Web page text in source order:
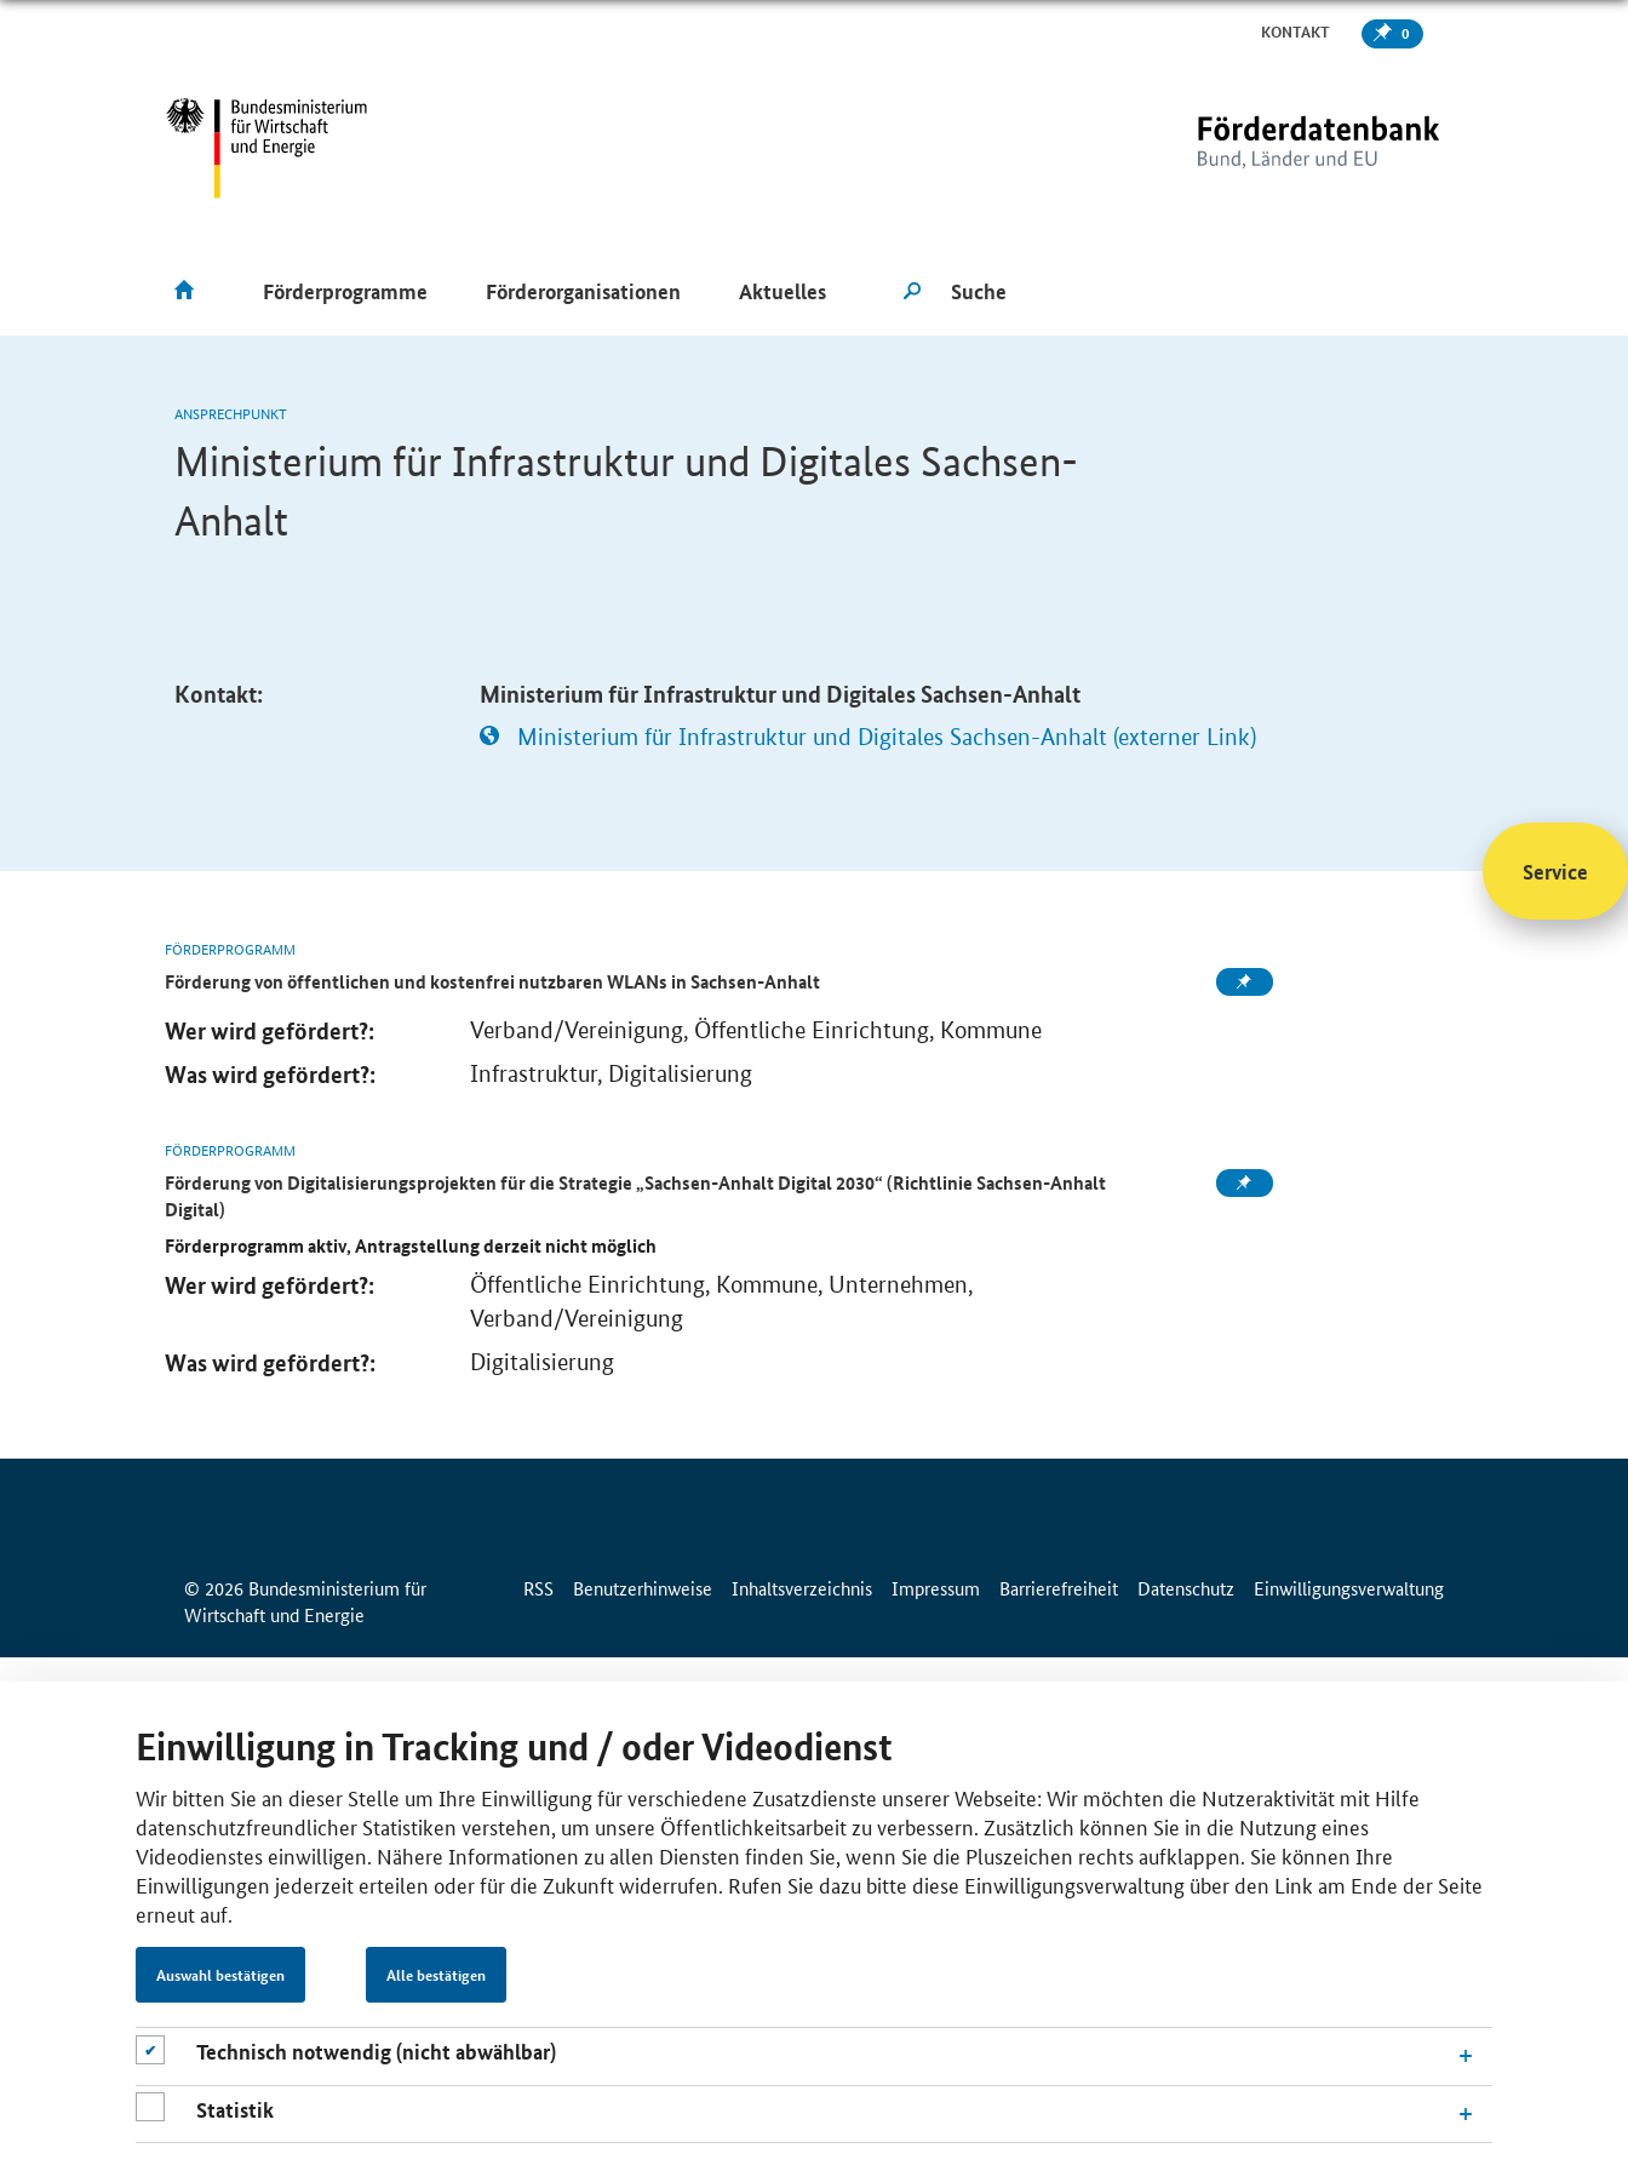
KONTAKT 0
Förderprogramme Förderorganisationen Aktuelles
ANSPRECHPUNKT
Ministerium für Infrastruktur und Digitales Sachsen-
Anhalt
Kontakt: Ministerium für Infrastruktur und Digitales Sachsen-Anhalt
Ministerium für Infrastruktur und Digitales Sachsen-Anhalt (externer Link)
FÖRDERPROGRAMM
Förderung von öffentlichen und kostenfrei nutzbaren WLANs in Sachsen-Anhalt
Wer wird gefördert?: Verband/Vereinigung, Öffentliche Einrichtung, Kommune
Was wird gefördert?: Infrastruktur, Digitalisierung
FÖRDERPROGRAMM
Förderung von Digitalisierungsprojekten für die Strategie „Sachsen-Anhalt Digital 2030“ (Richtlinie Sachsen-Anhalt
Digital)
Förderprogramm aktiv, Antragstellung derzeit nicht möglich
Wer wird gefördert?:
Öffentliche Einrichtung, Kommune, Unternehmen,
Verband/Vereinigung
Was wird gefördert?: Digitalisierung
Service
© 2026 Bundesministerium für
Wirtschaft und Energie
RSS Benutzerhinweise Inhaltsverzeichnis Impressum Barrierefreiheit Datenschutz Einwilligungsverwaltung
Einwilligung in Tracking und / oder Videodienst
Wir bitten Sie an dieser Stelle um Ihre Einwilligung für verschiedene Zusatzdienste unserer Webseite: Wir möchten die Nutzeraktivität mit Hilfe
datenschutzfreundlicher Statistiken verstehen, um unsere Öffentlichkeitsarbeit zu verbessern. Zusätzlich können Sie in die Nutzung eines
Videodienstes einwilligen. Nähere Informationen zu allen Diensten finden Sie, wenn Sie die Pluszeichen rechts aufklappen. Sie können Ihre
Einwilligungen jederzeit erteilen oder für die Zukunft widerrufen. Rufen Sie dazu bitte diese Einwilligungsverwaltung über den Link am Ende der Seite
erneut auf.
Auswahl bestätigen Alle bestätigen
Technisch notwendig (nicht abwählbar)
Statistik